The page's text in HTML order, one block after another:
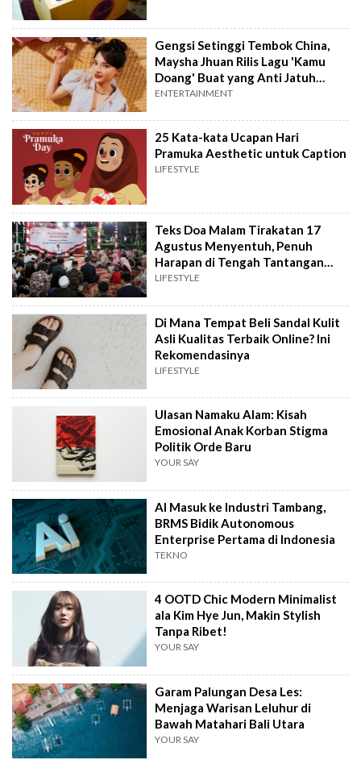
Gengsi Setinggi Tembok China,
Maysha Jhuan Rilis Lagu 'Kamu
Doang' Buat yang Anti Jatuh
Cinta
ENTERTAINMENT
25 Kata-kata Ucapan Hari
Pramuka Aesthetic untuk Caption
LIFESTYLE
Teks Doa Malam Tirakatan 17
Agustus Menyentuh, Penuh
Harapan di Tengah Tantangan
Bangsa
LIFESTYLE
Di Mana Tempat Beli Sandal Kulit
Asli Kualitas Terbaik Online? Ini
Rekomendasinya
LIFESTYLE
Ulasan Namaku Alam: Kisah
Emosional Anak Korban Stigma
Politik Orde Baru
YOUR SAY
AI Masuk ke Industri Tambang,
BRMS Bidik Autonomous
Enterprise Pertama di Indonesia
TEKNO
4 OOTD Chic Modern Minimalist
ala Kim Hye Jun, Makin Stylish
Tanpa Ribet!
YOUR SAY
Garam Palungan Desa Les:
Menjaga Warisan Leluhur di
Bawah Matahari Bali Utara
YOUR SAY